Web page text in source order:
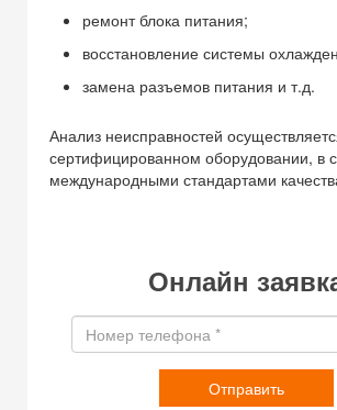
ремонт блока питания;
восстановление системы
замена разъемов питания и т.д.
Анализ неисправностей
сертифицированном оборудовании, в
международными стандартами
Онлайн
Отправить